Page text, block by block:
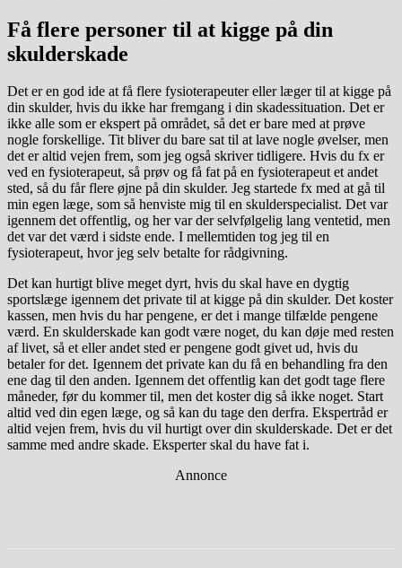
Få flere personer til at kigge på din
skulderskade
Det er en god ide at få flere fysioterapeuter eller læger til at kigge på
din skulder, hvis du ikke har fremgang i din skadessituation. Det er
ikke alle som er ekspert på området, så det er bare med at prøve
nogle forskellige. Tit bliver du bare sat til at lave nogle øvelser, men
det er altid vejen frem, som jeg også skriver tidligere. Hvis du fx er
ved en fysioterapeut, så prøv og få fat på en fysioterapeut et andet
sted, så du får flere øjne på din skulder. Jeg startede fx med at gå til
min egen læge, som så henviste mig til en skulderspecialist. Det var
igennem det offentlig, og her var der selvfølgelig lang ventetid, men
det var det værd i sidste ende. I mellemtiden tog jeg til en
fysioterapeut, hvor jeg selv betalte for rådgivning.
Det kan hurtigt blive meget dyrt, hvis du skal have en dygtig
sportslæge igennem det private til at kigge på din skulder. Det koster
kassen, men hvis du har pengene, er det i mange tilfælde pengene
værd. En skulderskade kan godt være noget, du kan døje med resten
af livet, så et eller andet sted er pengene godt givet ud, hvis du
betaler for det. Igennem det private kan du få en behandling fra den
ene dag til den anden. Igennem det offentlig kan det godt tage flere
måneder, før du kommer til, men det koster dig så ikke noget. Start
altid ved din egen læge, og så kan du tage den derfra. Ekspertråd er
altid vejen frem, hvis du vil hurtigt over din skulderskade. Det er det
samme med andre skade. Eksperter skal du have fat i.
Annonce